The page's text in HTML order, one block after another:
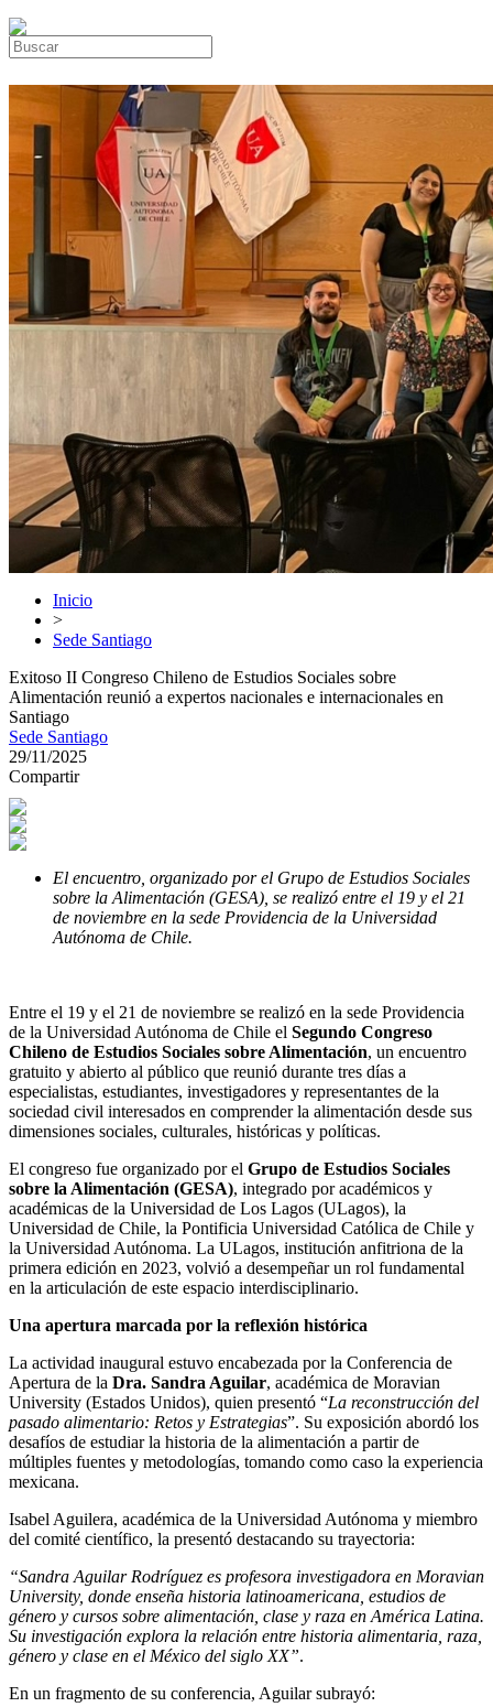
Inicio
>
Sede Santiago
Exitoso II Congreso Chileno de Estudios Sociales sobre
Alimentación reunió a expertos nacionales e internacionales en
Santiago
Sede Santiago
29/11/2025
Compartir
El encuentro, organizado por el Grupo de Estudios Sociales
sobre la Alimentación (GESA), se realizó entre el 19 y el 21
de noviembre en la sede Providencia de la Universidad
Autónoma de Chile.
Entre el 19 y el 21 de noviembre se realizó en la sede Providencia
de la Universidad Autónoma de Chile el Segundo Congreso
Chileno de Estudios Sociales sobre Alimentación, un encuentro
gratuito y abierto al público que reunió durante tres días a
especialistas, estudiantes, investigadores y representantes de la
sociedad civil interesados en comprender la alimentación desde sus
dimensiones sociales, culturales, históricas y políticas.
El congreso fue organizado por el Grupo de Estudios Sociales
sobre la Alimentación (GESA), integrado por académicos y
académicas de la Universidad de Los Lagos (ULagos), la
Universidad de Chile, la Pontificia Universidad Católica de Chile y
la Universidad Autónoma. La ULagos, institución anfitriona de la
primera edición en 2023, volvió a desempeñar un rol fundamental
en la articulación de este espacio interdisciplinario.
Una apertura marcada por la reflexión histórica
La actividad inaugural estuvo encabezada por la Conferencia de
Apertura de la Dra. Sandra Aguilar, académica de Moravian
University (Estados Unidos), quien presentó “La reconstrucción del
pasado alimentario: Retos y Estrategias”. Su exposición abordó los
desafíos de estudiar la historia de la alimentación a partir de
múltiples fuentes y metodologías, tomando como caso la experiencia
mexicana.
Isabel Aguilera, académica de la Universidad Autónoma y miembro
del comité científico, la presentó destacando su trayectoria:
“Sandra Aguilar Rodríguez es profesora investigadora en Moravian
University, donde enseña historia latinoamericana, estudios de
género y cursos sobre alimentación, clase y raza en América Latina.
Su investigación explora la relación entre historia alimentaria, raza,
género y clase en el México del siglo XX”.
En un fragmento de su conferencia, Aguilar subrayó: